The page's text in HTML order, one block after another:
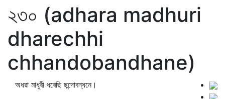
২৩০ (adhara madhuri
dharechhi
chhandobandhane)
অধরা মাধুরী ধরেছি ছন্দোবন্ধনে।